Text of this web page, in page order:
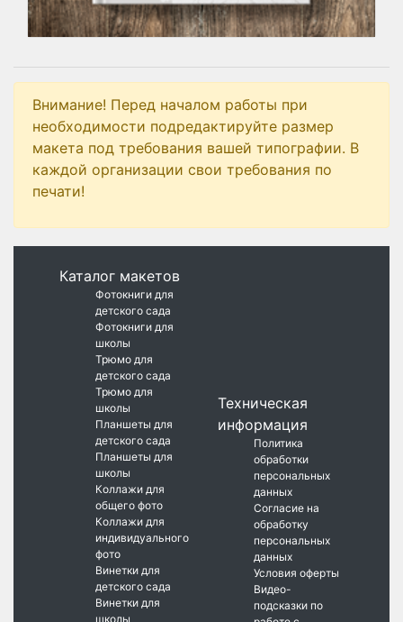
Внимание! Перед началом работы при
необходимости подредактируйте размер
макета под требования вашей типографии. В
каждой организации свои требования по
печати!
Каталог макетов
Фотокниги для
детского сада
Фотокниги для
школы
Трюмо для
детского сада
Трюмо для
школы
Планшеты для
детского сада
Планшеты для
школы
Коллажи для
общего фото
Коллажи для
индивидуального
фото
Винетки для
детского сада
Винетки для
школы
Техническая
информация
Политика
обработки
персональных
данных
Согласие на
обработку
персональных
данных
Условия оферты
Видео-
подсказки по